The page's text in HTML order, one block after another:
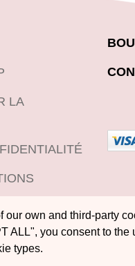
LA
DES
our own and third-party
ALL", you consent to the
types.